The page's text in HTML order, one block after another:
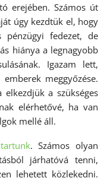
erejében. Számos út
úgy kezdtük el, hogy
fedezet, de
hiánya a legnagyobb
Igazam lett,
meggyőzése.
a szükséges
elérhetővé, ha van
mellé áll.
. Számos olyan
járhatóvá tenni,
lehetett közlekedni.